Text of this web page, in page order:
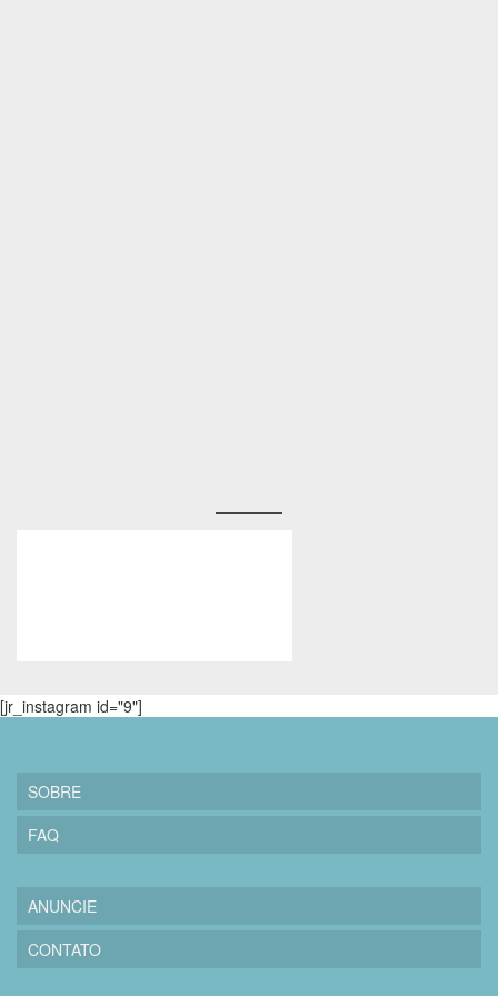
[jr_instagram id="9"]
SOBRE
FAQ
ANUNCIE
CONTATO